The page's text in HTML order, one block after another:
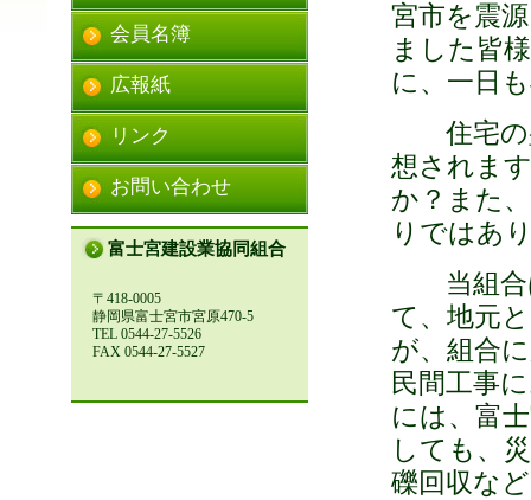
会員名簿
広報紙
リンク
お問い合わせ
富士宮建設業協同組合
〒418-0005
静岡県富士宮市宮原470-5
TEL 0544-27-5526
FAX 0544-27-5527
宮市を震
ました皆
に、一日
住宅の
想されま
か？また
りではあ
当組合
て、地元
が、組合
民間工事
には、富
しても、
礫回収な